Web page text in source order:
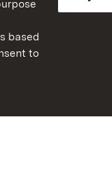
based
to
Wuerttemberg